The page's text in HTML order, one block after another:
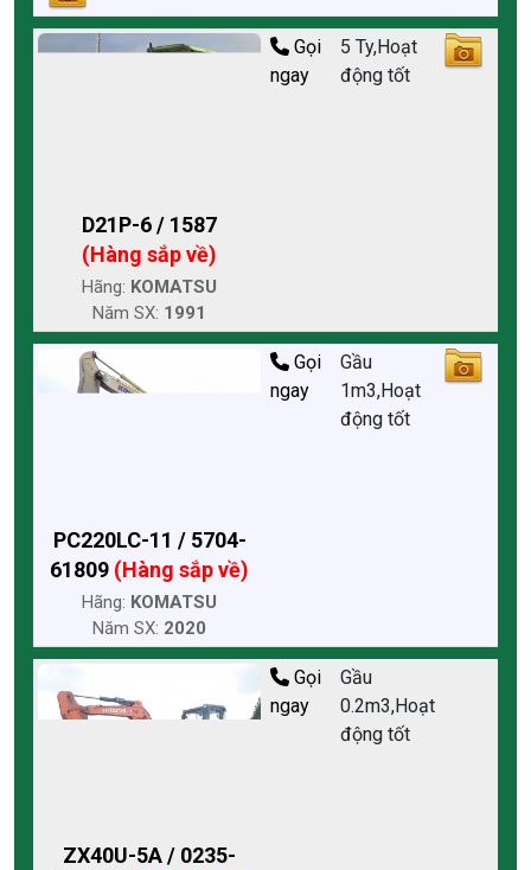
D21P-6 / 1587
(Hàng sắp về)
Hãng: KOMATSU
Năm SX: 1991
Gọi
ngay
5 Ty,Hoạt
động tốt
PC220LC-11 / 5704-
61809 (Hàng sắp về)
Hãng: KOMATSU
Năm SX: 2020
Gọi
ngay
Gầu
1m3,Hoạt
động tốt
ZX40U-5A / 0235-
Gọi
ngay
Gầu
0.2m3,Hoạt
động tốt